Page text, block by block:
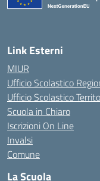
Link Esterni
MIUR
Ufficio Scolastico
Ufficio Scolastico
Scuola in Chiaro
Iscrizioni On Line
Invalsi
Comune
La Scuola